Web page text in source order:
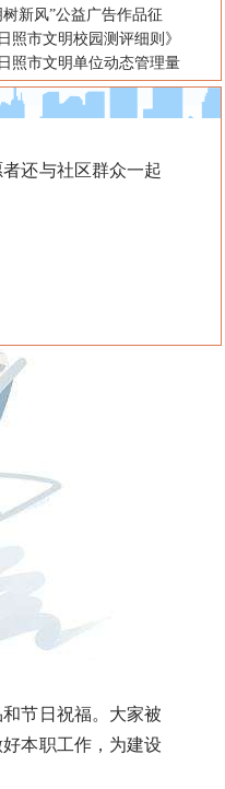
还与社区群众一起
节日祝福。大家被
本职工作，为建设
新风”公益广告作品征
照市文明校园测评细则》
照市文明单位动态管理量